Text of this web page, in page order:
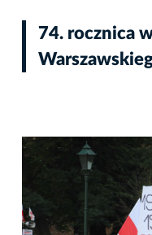
74. rocznica